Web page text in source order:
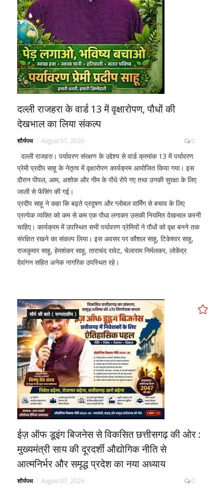
दल्ली राजहरा के वार्ड 13 में वृक्षारोपण, पौधों की
देखभाल का लिया संकल्प
शौर्यपथ August 07, 2026 0
दल्ली राजहरा। पर्यावरण संरक्षण के उद्देश्य से वार्ड क्रमांक 13 में पर्यावरण
प्रेमी प्रदीप साहू के नेतृत्व में वृक्षारोपण कार्यक्रम आयोजित किया गया। इस
दौरान पीपल, आम, अशोक और नीम के पौधे रोपे गए तथा उनकी सुरक्षा के लिए
जाली से फेंसिंग की गई।
प्रदीप साहू ने कहा कि बढ़ते प्रदूषण और ग्लोबल वार्मिंग से बचाव के लिए
प्रत्येक व्यक्ति को कम से कम एक पौधा लगाकर उसकी नियमित देखभाल करनी
चाहिए। कार्यक्रम में उपस्थित सभी पर्यावरण प्रेमियों ने पौधों को वृक्ष बनने तक
संरक्षित रखने का संकल्प लिया। इस अवसर पर कौशल साहू, टिकेश्वर साहू,
राजकुमार साहू, हेमशंकर साहू, ताराचंद रावेट, चेलाराम निर्मलकर, लोकेंद्र
देवांगन सहित अनेक नागरिक उपस्थित रहे।
शौर्य की बाते ( सम्पादकीय )
ईज़ ऑफ डूइंग बिजनेस से विकसित छत्तीसगढ़ की ओर :
मुख्यमंत्री साय की दूरदर्शी औद्योगिक नीति से
आत्मनिर्भर और समृद्ध प्रदेश का नया अध्याय
शौर्यपथ August 07, 2026 0